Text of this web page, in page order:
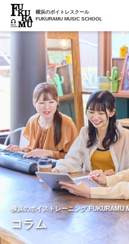
横浜のボイトレスクール
FUKURAMU MUSIC SCHOOL
横浜のボイストレーニング FUKURAMU
コラム